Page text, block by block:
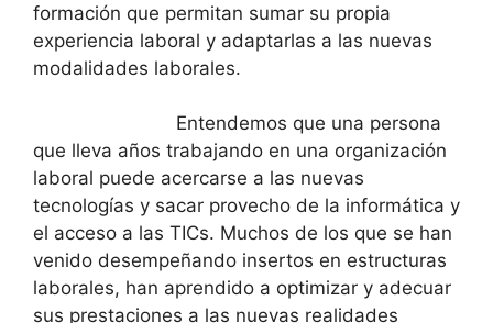
formación que permitan sumar su propia
experiencia laboral y adaptarlas a las nuevas
modalidades laborales.
Entendemos que una persona
que lleva años trabajando en una organización
laboral puede acercarse a las nuevas
tecnologías y sacar provecho de la informática y
el acceso a las TICs. Muchos de los que se han
venido desempeñando insertos en estructuras
laborales, han aprendido a optimizar y adecuar
sus prestaciones a las nuevas realidades